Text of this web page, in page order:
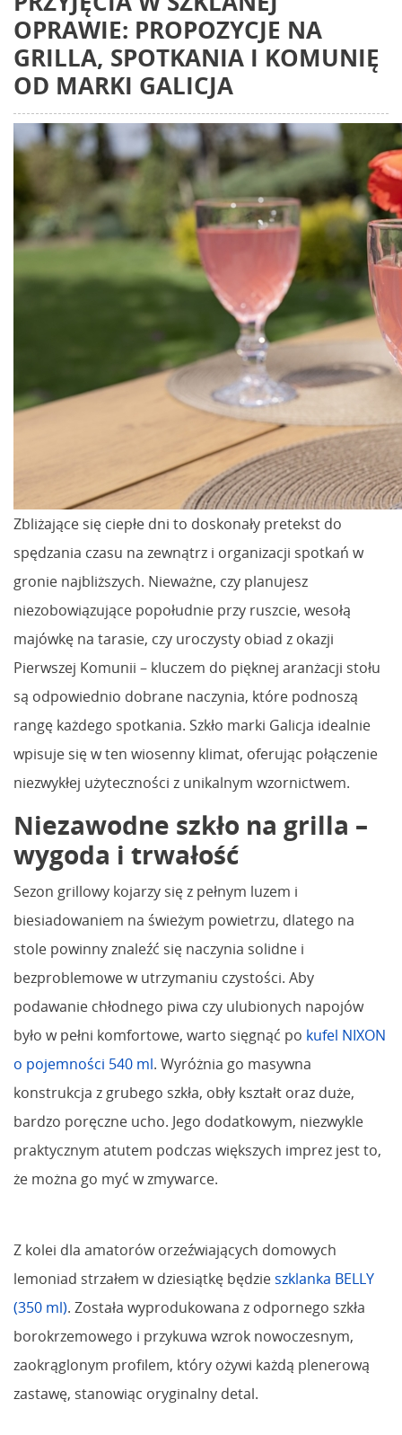
OPRAWIE: PROPOZYCJE NA
GRILLA, SPOTKANIA I KOMUNIĘ
OD MARKI GALICJA
Zbliżające się ciepłe dni to doskonały pretekst do
spędzania czasu na zewnątrz i organizacji spotkań w
gronie najbliższych. Nieważne, czy planujesz
niezobowiązujące popołudnie przy ruszcie, wesołą
majówkę na tarasie, czy uroczysty obiad z okazji
Pierwszej Komunii – kluczem do pięknej aranżacji stołu
są odpowiednio dobrane naczynia, które podnoszą
rangę każdego spotkania. Szkło marki Galicja idealnie
wpisuje się w ten wiosenny klimat, oferując połączenie
niezwykłej użyteczności z unikalnym wzornictwem.
Niezawodne szkło na grilla –
wygoda i trwałość
Sezon grillowy kojarzy się z pełnym luzem i
biesiadowaniem na świeżym powietrzu, dlatego na
stole powinny znaleźć się naczynia solidne i
bezproblemowe w utrzymaniu czystości. Aby
podawanie chłodnego piwa czy ulubionych napojów
było w pełni komfortowe, warto sięgnąć po kufel NIXON
o pojemności 540 ml. Wyróżnia go masywna
konstrukcja z grubego szkła, obły kształt oraz duże,
bardzo poręczne ucho. Jego dodatkowym, niezwykle
praktycznym atutem podczas większych imprez jest to,
że można go myć w zmywarce.
Z kolei dla amatorów orzeźwiających domowych
lemoniad strzałem w dziesiątkę będzieszklanka BELLY
(350 ml). Została wyprodukowana z odpornego szkła
borokrzemowego i przykuwa wzrok nowoczesnym,
zaokrąglonym profilem, który ożywi każdą plenerową
zastawę, stanowiąc oryginalny detal.